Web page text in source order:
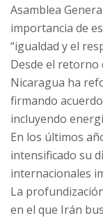
Asamblea
importancia de
“igualdad y el
Desde el retorno
Nicaragua ha
firmando
incluyendo
En los últimos
intensificado su
internacionales
La
en el que Irán